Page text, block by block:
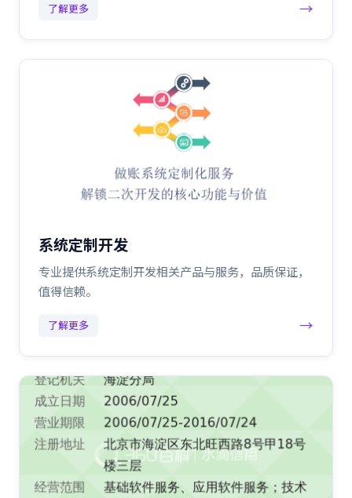
了解更多 →
系统定制开发
专业提供系统定制开发相关产品与服务，品质保证，
值得信赖。
了解更多 →